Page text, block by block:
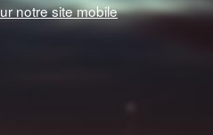
notre site mobile